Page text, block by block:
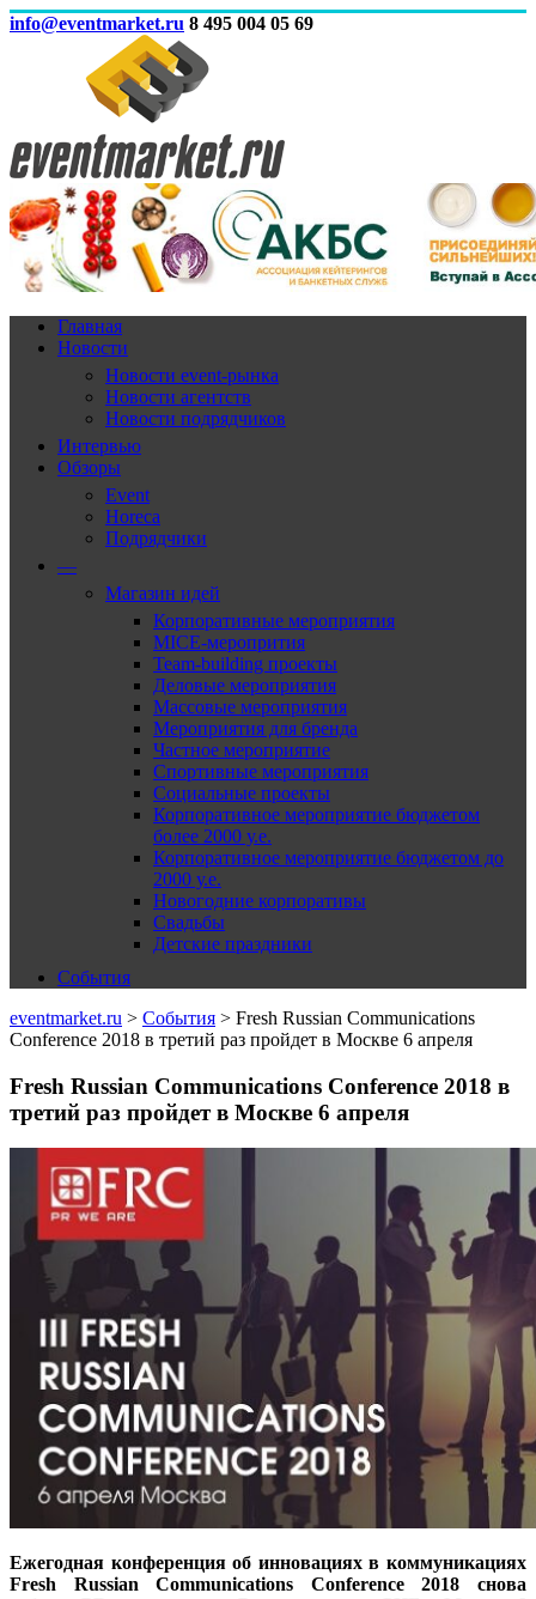
info@eventmarket.ru 8 495 004 05 69
Главная
Новости
Новости event-рынка
Новости агентств
Новости подрядчиков
Интервью
Обзоры
Event
Horeca
Подрядчики
—
Магазин идей
Корпоративные мероприятия
MICE-меропрития
Team-building проекты
Деловые мероприятия
Массовые мероприятия
Мероприятия для бренда
Частное мероприятие
Спортивные мероприятия
Социальные проекты
Корпоративное мероприятие бюджетом
более 2000 у.е.
Корпоративное мероприятие бюджетом до
2000 у.е.
Новогодние корпоративы
Свадьбы
Детские праздники
События
eventmarket.ru > События > Fresh Russian Communications
Conference 2018 в третий раз пройдет в Москве 6 апреля
Fresh Russian Communications Conference 2018 в
третий раз пройдет в Москве 6 апреля
Ежегодная конференция об инновациях в коммуникациях
Fresh
Russian Communications Conference
2018 снова